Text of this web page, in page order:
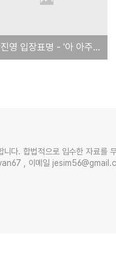
박진영 입장표명 - '아 아주 보내버리는 구나'
다. 합법적으로 입수한 자료를
, 이메일